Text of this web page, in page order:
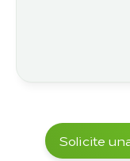
Solicite